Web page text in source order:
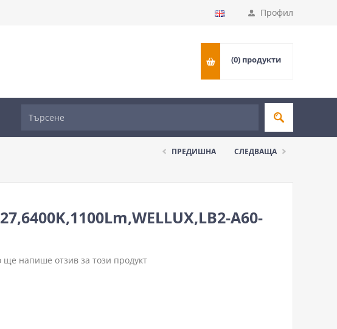
Профил
(0) продукти
ПРЕДИШНА СЛЕДВАЩА
A60-
напише отзив за този продукт